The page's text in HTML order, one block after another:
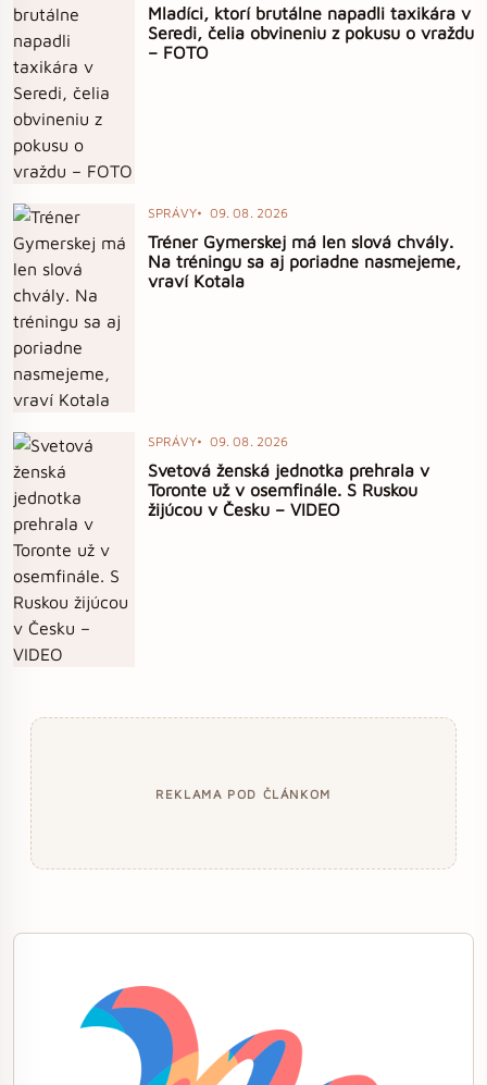
Mladíci, ktorí brutálne napadli taxikára v
Seredi, čelia obvineniu z pokusu o vraždu
– FOTO
SPRÁVY 09. 08. 2026
Tréner Gymerskej má len slová chvály.
Na tréningu sa aj poriadne nasmejeme,
vraví Kotala
SPRÁVY 09. 08. 2026
Svetová ženská jednotka prehrala v
Toronte už v osemfinále. S Ruskou
žijúcou v Česku – VIDEO
REKLAMA POD ČLÁNKOM